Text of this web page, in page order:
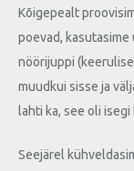
Kõigepealt
poevad,
nöörijuppi
muudkui sisse ja
lahti ka, see oli
Seejärel